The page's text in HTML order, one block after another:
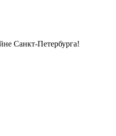
Санкт-Петербурга!